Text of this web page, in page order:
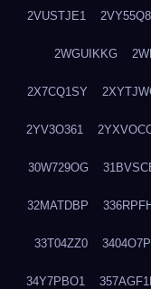
2VUSTJE1
2WGUIKKG
2X7CQ1SY
2YV3O361
30W729OG
32MATDBP
33T04ZZ0
34Y7PBO1